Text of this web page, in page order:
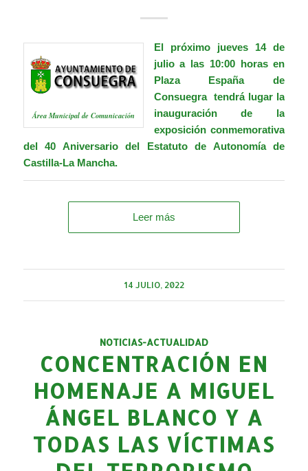
Área Municipal de Comunicación
El próximo jueves 14 de
julio a las 10:00 horas en
Plaza España de
Consuegra tendrá lugar la
inauguración de la
exposición conmemorativa
del 40 Aniversario del Estatuto de Autonomía de
Castilla-La Mancha.
Leer más
14 JULIO, 2022
NOTICIAS-ACTUALIDAD
CONCENTRACIÓN EN
HOMENAJE A MIGUEL
ÁNGEL BLANCO Y A
TODAS LAS VÍCTIMAS